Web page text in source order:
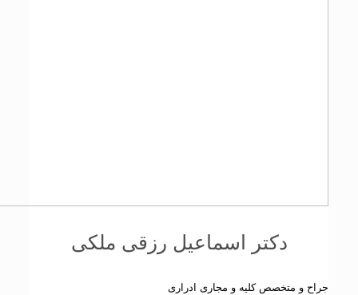
دکتر اسماعیل رزقی ملکی
جراح و متخصص کلیه و مجاری ادراری